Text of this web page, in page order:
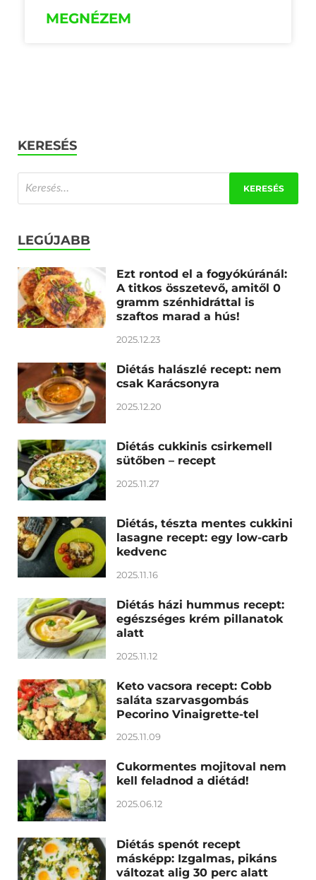
MEGNÉZEM
KERESÉS
LEGÚJABB
Ezt rontod el a fogyókúránál:
A titkos összetevő, amitől 0
gramm szénhidráttal is
szaftos marad a hús!
2025.12.23
Diétás halászlé recept: nem
csak Karácsonyra
2025.12.20
Diétás cukkinis csirkemell
sütőben – recept
2025.11.27
Diétás, tészta mentes cukkini
lasagne recept: egy low-carb
kedvenc
2025.11.16
Diétás házi hummus recept:
egészséges krém pillanatok
alatt
2025.11.12
Keto vacsora recept: Cobb
saláta szarvasgombás
Pecorino Vinaigrette-tel
2025.11.09
Cukormentes mojitoval nem
kell feladnod a diétád!
2025.06.12
Diétás spenót recept
másképp: Izgalmas, pikáns
változat alig 30 perc alatt